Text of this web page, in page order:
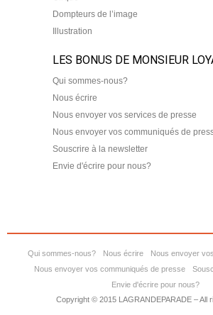
Dompteurs de l’image
Illustration
LES BONUS DE MONSIEUR
Qui sommes-nous?
Nous écrire
Nous envoyer vos services de presse
Nous envoyer vos communiqués de
Souscrire à la newsletter
Envie d'écrire pour nous?
Qui sommes-nous? Nous écrire
Nous envoyer
Nous envoyer vos communiqués de presse
Envie d'écrire pour nous?
Copyright © 2015 LAGRANDEPARADE – All